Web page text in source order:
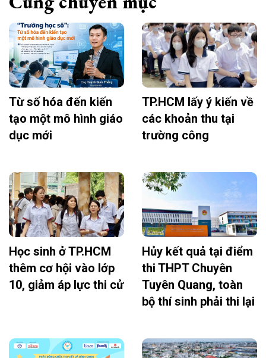
Từ số hóa đến kiến
tạo một mô hình giáo
dục mới
TP.HCM lấy ý kiến về
các khoản thu tại
trường công
Học sinh ở TP.HCM
thêm cơ hội vào lớp
10, giảm áp lực thi cử
Hủy kết quả tại điểm
thi THPT Chuyên
Tuyên Quang, toàn
bộ thí sinh phải thi lại